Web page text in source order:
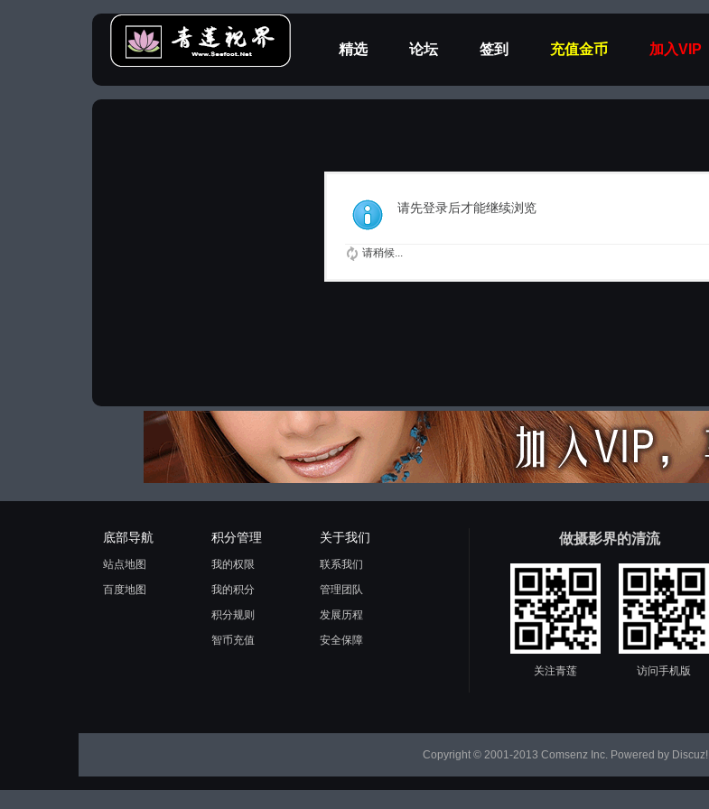
精选 论坛 签到 充值金币 加入VIP
请先登录后才能继续浏览
请稍候...
底部导航
站点地图
百度地图
积分管理
我的权限
我的积分
积分规则
智币充值
关于我们
联系我们
管理团队
发展历程
安全保障
做摄影界的清流
关注青莲 访问手机版
Copyright © 2001-2013 Comsenz Inc. Powered by Discuz!